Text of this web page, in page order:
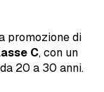
promozione di
C, con un
20 a 30 anni.